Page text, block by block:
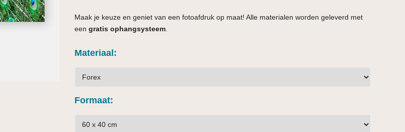
Maak je keuze en geniet van een fotoafdruk op maat! Alle materialen worden geleverd met
een gratis ophangsysteem
Materiaal
Formaat